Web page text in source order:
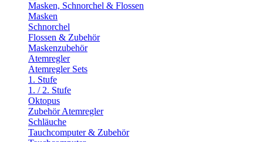
Masken, Schnorchel & Flossen
Masken
Schnorchel
Flossen & Zubehör
Maskenzubehör
Atemregler
Atemregler Sets
1. Stufe
1. / 2. Stufe
Oktopus
Zubehör Atemregler
Schläuche
Tauchcomputer & Zubehör